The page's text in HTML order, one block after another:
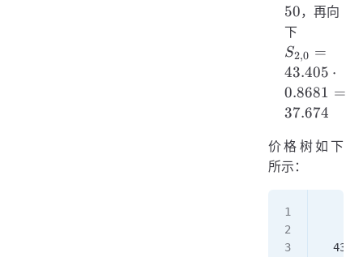
0.8681
= 50
50，再向
下
=
43.405
\cdot
0.8681
=
37.674
S2,0 =
43.405 ⋅
0.8681 =
37.674
价格树如下
所示：